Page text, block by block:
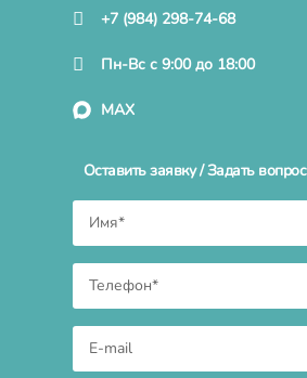
+7 (984) 298-74-68
Пн-Вс с 9:00 до 18:00
MAX
Оставить заявку / Задать вопрос